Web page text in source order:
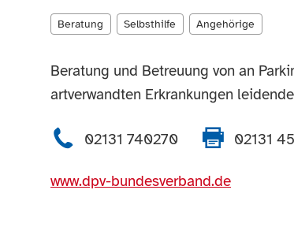
Beratung Selbsthilfe Angehörige
Beratung und Betreuung von an
artverwandten Erkrankungen
02131 740270 02131
www.dpv-bundesverband.de